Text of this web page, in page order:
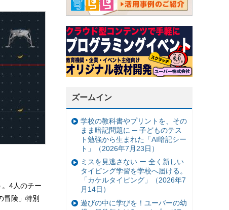
4人のチー
冒険」特別
ズームイン
学校の教科書やプリントを、その
まま暗記問題に ─ 子どものテス
ト勉強から生まれた「AI暗記シー
ト」（2026年7月23日）
ミスを見逃さない ー 全く新しい
タイピング学習を学校へ届ける。
「カケルタイピング」（2026年7
月14日）
遊びの中に学びを！ユーバーの幼